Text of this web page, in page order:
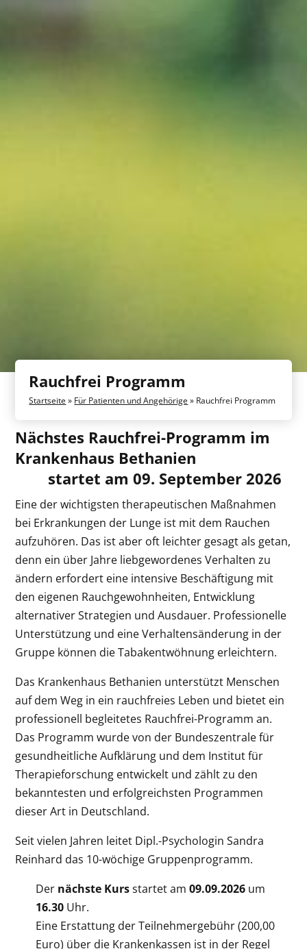
Rauchfrei Programm
Startseite » Für Patienten und Angehörige » Rauchfrei Programm
Nächstes Rauchfrei-Programm im
Krankenhaus Bethanien
startet am 09. September 2026
Eine der wichtigsten therapeutischen Maßnahmen
bei Erkrankungen der Lunge ist mit dem Rauchen
aufzuhören. Das ist aber oft leichter gesagt als getan,
denn ein über Jahre liebgewordenes Verhalten zu
ändern erfordert eine intensive Beschäftigung mit
den eigenen Rauchgewohnheiten, Entwicklung
alternativer Strategien und Ausdauer. Professionelle
Unterstützung und eine Verhaltensänderung in der
Gruppe können die Tabakentwöhnung erleichtern.
Das Krankenhaus Bethanien unterstützt Menschen
auf dem Weg in ein rauchfreies Leben und bietet ein
professionell begleitetes Rauchfrei-Programm an.
Das Programm wurde von der Bundeszentrale für
gesundheitliche Aufklärung und dem Institut für
Therapieforschung entwickelt und zählt zu den
bekanntesten und erfolgreichsten Programmen
dieser Art in Deutschland.
Seit vielen Jahren leitet Dipl.-Psychologin Sandra
Reinhard das 10-wöchige Gruppenprogramm.
Der nächste Kursstartet am09.09.2026 um
16.30 Uhr.
Eine Erstattung der Teilnehmergebühr (200,00
Euro) über die Krankenkassen ist in der Regel